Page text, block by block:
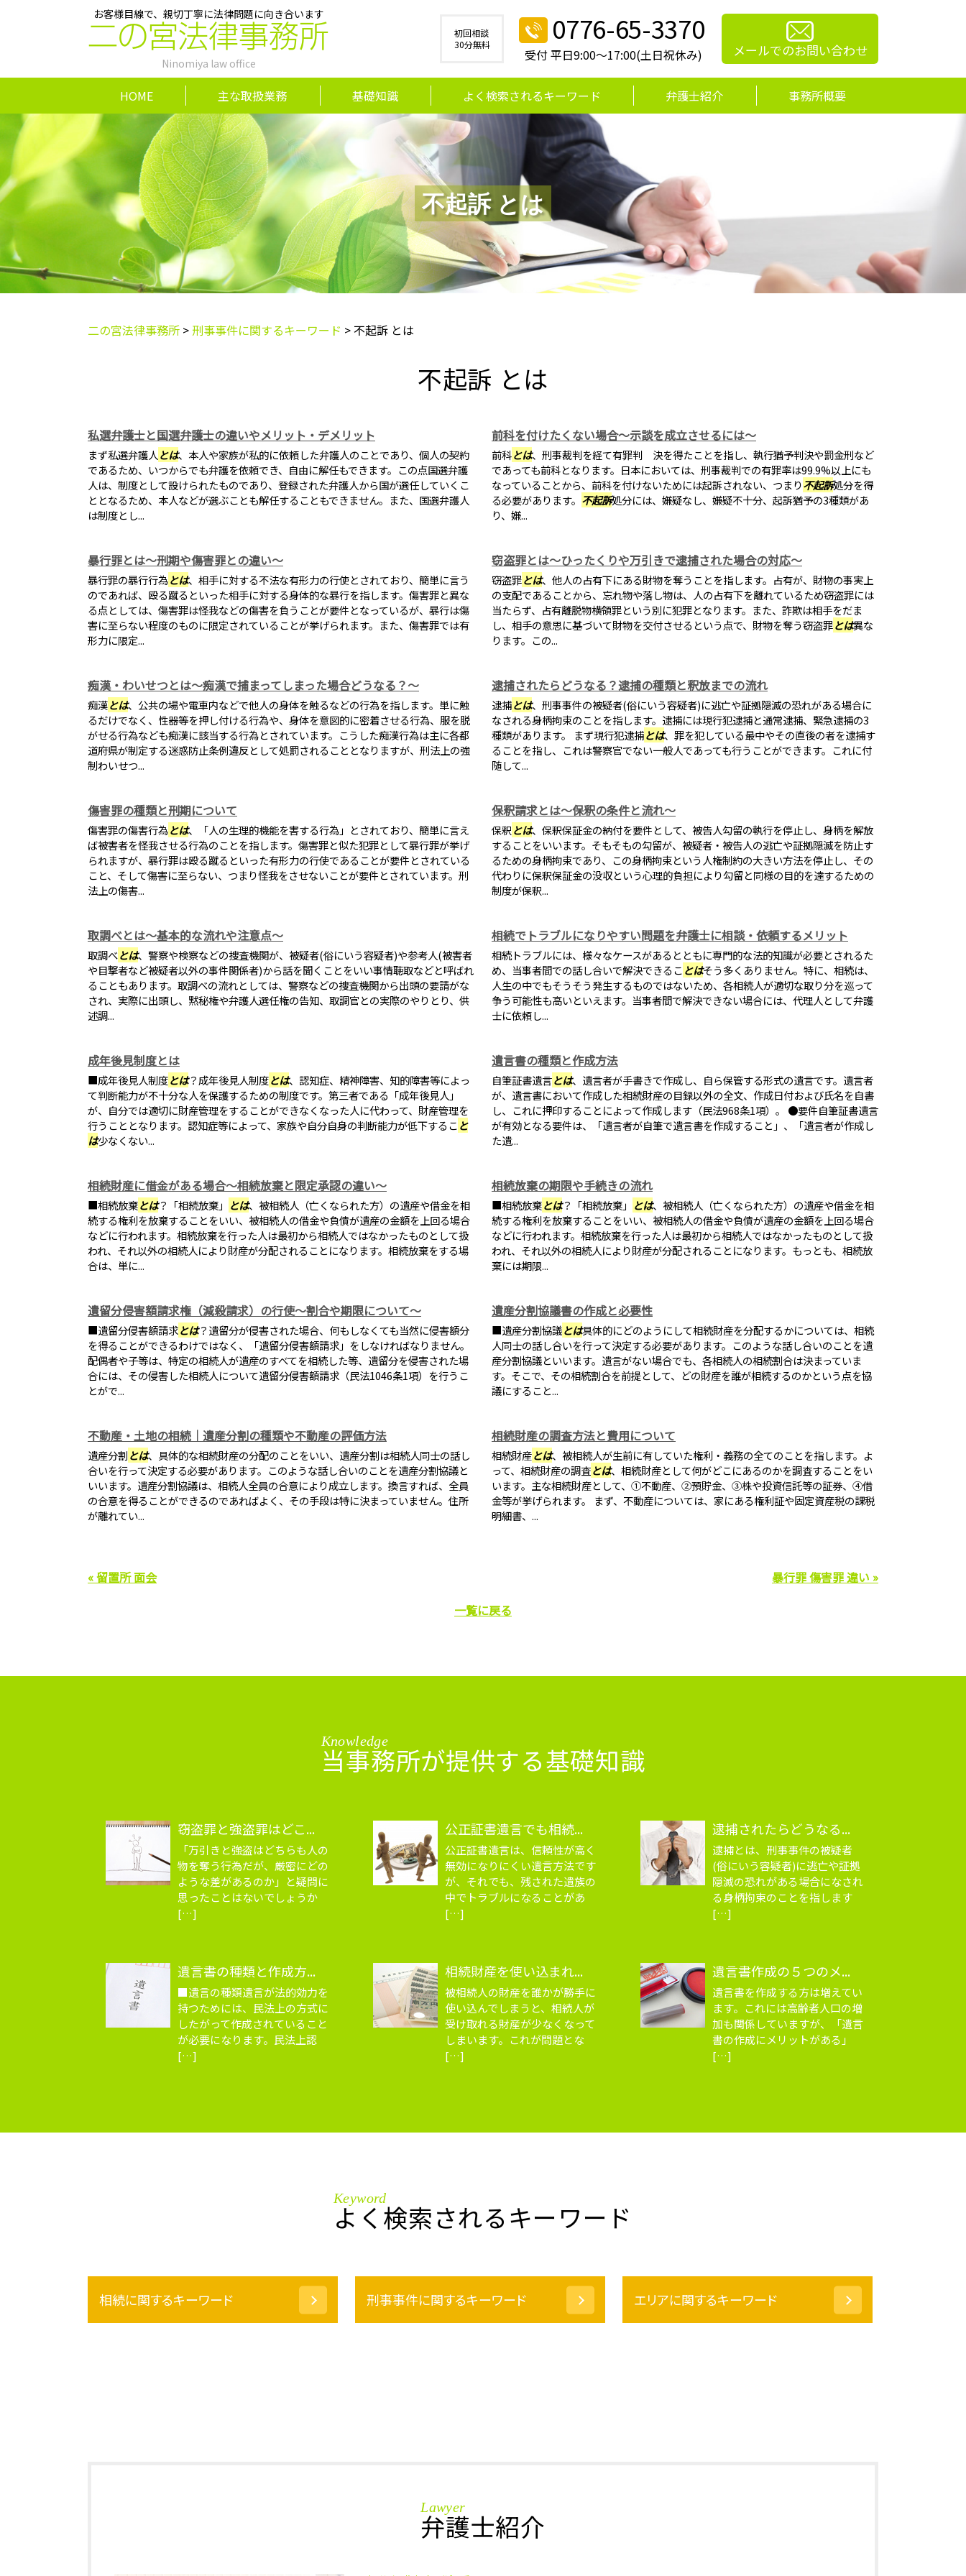
不起訴 とは
お客様目線で、親切丁寧に法律問題に向き合います
二の宮法律事務所
Ninomiya law office
初回相談
30分無料
0776-65-3370
受付 平日9:00～17:00(土日祝休み) メールでのお問い合わせ
HOME 主な取扱業務 基礎知識 よく検索されるキーワード 弁護士紹介 事務所概要
二の宮法律事務所 >刑事事件に関するキーワード >不起訴 とは
不起訴 とは
私選弁護士と国選弁護士の違いやメリット・デメリット
まず私選弁護人とは、本人や家族が私的に依頼した弁護人のことであり、個人の契約
であるため、いつからでも弁護を依頼でき、自由に解任もできます。この点国選弁護
人は、制度として設けられたものであり、登録された弁護人から国が選任していくこ
ととなるため、本人などが選ぶことも解任することもできません。また、国選弁護人
は制度とし...
前科を付けたくない場合～示談を成立させるには～
前科とは、刑事裁判を経て有罪判 決を得たことを指し、執行猶予判決や罰金刑など
であっても前科となります。日本においては、刑事裁判での有罪率は99.9%以上にも
なっていることから、前科を付けないためには起訴されない、つまり不起訴処分を得
る必要があります。 不起訴処分には、嫌疑なし、嫌疑不十分、起訴猶予の3種類があ
り、嫌...
暴行罪とは～刑期や傷害罪との違い～
暴行罪の暴行行為とは、相手に対する不法な有形力の行使とされており、簡単に言う
のであれば、殴る蹴るといった相手に対する身体的な暴行を指します。傷害罪と異な
る点としては、傷害罪は怪我などの傷害を負うことが要件となっているが、暴行は傷
害に至らない程度のものに限定されていることが挙げられます。また、傷害罪では有
形力に限定...
窃盗罪とは～ひったくりや万引きで逮捕された場合の対応～
窃盗罪とは、他人の占有下にある財物を奪うことを指します。占有が、財物の事実上
の支配であることから、忘れ物や落し物は、人の占有下を離れているため窃盗罪には
当たらず、占有離脱物横領罪という別に犯罪となります。また、詐欺は相手をだま
し、相手の意思に基づいて財物を交付させるという点で、財物を奪う窃盗罪とは異な
ります。この...
痴漢・わいせつとは～痴漢で捕まってしまった場合どうなる？～
痴漢とは、公共の場や電車内などで他人の身体を触るなどの行為を指します。単に触
るだけでなく、性器等を押し付ける行為や、身体を意図的に密着させる行為、服を脱
がせる行為なども痴漢に該当する行為とされています。こうした痴漢行為は主に各都
道府県が制定する迷惑防止条例違反として処罰されることとなりますが、刑法上の強
制わいせつ...
逮捕されたらどうなる？逮捕の種類と釈放までの流れ
逮捕とは、刑事事件の被疑者(俗にいう容疑者)に逃亡や証拠隠滅の恐れがある場合に
なされる身柄拘束のことを指します。逮捕には現行犯逮捕と通常逮捕、緊急逮捕の3
種類があります。 まず現行犯逮捕とは、罪を犯している最中やその直後の者を逮捕す
ることを指し、これは警察官でない一般人であっても行うことができます。これに付
随して...
傷害罪の種類と刑期について
傷害罪の傷害行為とは、「人の生理的機能を害する行為」とされており、簡単に言え
ば被害者を怪我させる行為のことを指します。傷害罪と似た犯罪として暴行罪が挙げ
られますが、暴行罪は殴る蹴るといった有形力の行使であることが要件とされている
こと、そして傷害に至らない、つまり怪我をさせないことが要件とされています。刑
法上の傷害...
保釈請求とは～保釈の条件と流れ～
保釈とは、保釈保証金の納付を要件として、被告人勾留の執行を停止し、身柄を解放
することをいいます。そもそもの勾留が、被疑者・被告人の逃亡や証拠隠滅を防止す
るための身柄拘束であり、この身柄拘束という人権制約の大きい方法を停止し、その
代わりに保釈保証金の没収という心理的負担により勾留と同様の目的を達するための
制度が保釈...
取調べとは～基本的な流れや注意点～
取調べとは、警察や検察などの捜査機関が、被疑者(俗にいう容疑者)や参考人(被害者
や目撃者など被疑者以外の事件関係者)から話を聞くことをいい事情聴取などと呼ばれ
ることもあります。取調べの流れとしては、警察などの捜査機関から出頭の要請がな
され、実際に出頭し、黙秘権や弁護人選任権の告知、取調官との実際のやりとり、供
述調...
相続でトラブルになりやすい問題を弁護士に相談・依頼するメリット
相続トラブルには、様々なケースがあるとともに専門的な法的知識が必要とされるた
め、当事者間での話し合いで解決できることはそう多くありません。特に、相続は、
人生の中でもそうそう発生するものではないため、各相続人が適切な取り分を巡って
争う可能性も高いといえます。当事者間で解決できない場合には、代理人として弁護
士に依頼し...
成年後見制度とは
■成年後見人制度とは？成年後見人制度とは、認知症、精神障害、知的障害等によっ
て判断能力が不十分な人を保護するための制度です。第三者である「成年後見人」
が、自分では適切に財産管理をすることができなくなった人に代わって、財産管理を
行うこととなります。認知症等によって、家族や自分自身の判断能力が低下すること
は少なくない...
遺言書の種類と作成方法
自筆証書遺言とは、遺言者が手書きで作成し、自ら保管する形式の遺言です。遺言者
が、遺言書において作成した相続財産の目録以外の全文、作成日付および氏名を自書
し、これに押印することによって作成します（民法968条1項）。 ●要件自筆証書遺言
が有効となる要件は、「遺言者が自筆で遺言書を作成すること」、「遺言者が作成し
た遺...
相続財産に借金がある場合～相続放棄と限定承認の違い～
■相続放棄とは？「相続放棄」 とは、被相続人（亡くなられた方）の遺産や借金を相
続する権利を放棄することをいい、被相続人の借金や負債が遺産の金額を上回る場合
などに行われます。相続放棄を行った人は最初から相続人ではなかったものとして扱
われ、それ以外の相続人により財産が分配されることになります。相続放棄をする場
合は、単に...
相続放棄の期限や手続きの流れ
■相続放棄とは？「相続放棄」 とは、被相続人（亡くなられた方）の遺産や借金を相
続する権利を放棄することをいい、被相続人の借金や負債が遺産の金額を上回る場合
などに行われます。相続放棄を行った人は最初から相続人ではなかったものとして扱
われ、それ以外の相続人により財産が分配されることになります。もっとも、相続放
棄には期限...
遺留分侵害額請求権（減殺請求）の行使～割合や期限について～
■遺留分侵害額請求とは？遺留分が侵害された場合、何もしなくても当然に侵害額分
を得ることができるわけではなく、「遺留分侵害額請求」をしなければなりません。
配偶者や子等は、特定の相続人が遺産のすべてを相続した等、遺留分を侵害された場
合には、その侵害した相続人について遺留分侵害額請求（民法1046条1項）を行うこ
とがで...
遺産分割協議書の作成と必要性
■遺産分割協議とは具体的にどのようにして相続財産を分配するかについては、相続
人同士の話し合いを行って決定する必要があります。このような話し合いのことを遺
産分割協議といいます。遺言がない場合でも、各相続人の相続割合は決まっていま
す。そこで、その相続割合を前提として、どの財産を誰が相続するのかという点を協
議にすること...
不動産・土地の相続｜遺産分割の種類や不動産の評価方法
遺産分割とは、具体的な相続財産の分配のことをいい、遺産分割は相続人同士の話し
合いを行って決定する必要があります。このような話し合いのことを遺産分割協議と
いいます。遺産分割協議は、相続人全員の合意により成立します。換言すれば、全員
の合意を得ることができるのであればよく、その手段は特に決まっていません。住所
が離れてい...
相続財産の調査方法と費用について
相続財産とは、被相続人が生前に有していた権利・義務の全てのことを指します。よ
って、相続財産の調査とは、相続財産として何がどこにあるのかを調査することをい
います。主な相続財産として、①不動産、②預貯金、③株や投資信託等の証券、④借
金等が挙げられます。 まず、不動産については、家にある権利証や固定資産税の課税
明細書、...
« 留置所 面会
暴行罪 傷害罪 違い »
一覧に戻る
Knowledge
当事務所が提供する基礎知識
窃盗罪と強盗罪はどこ...
「万引きと強盗はどちらも人の
物を奪う行為だが、厳密にどの
ような差があるのか」と疑問に
思ったことはないでしょうか
[…]
公正証書遺言でも相続...
公正証書遺言は、信頼性が高く
無効になりにくい遺言方法です
が、それでも、残された遺族の
中でトラブルになることがあ
[…]
逮捕されたらどうなる...
逮捕とは、刑事事件の被疑者
(俗にいう容疑者)に逃亡や証拠
隠滅の恐れがある場合になされ
る身柄拘束のことを指します
[…]
遺言書の種類と作成方...
■遺言の種類遺言が法的効力を
持つためには、民法上の方式に
したがって作成されていること
が必要になります。民法上認
[…]
相続財産を使い込まれ...
被相続人の財産を誰かが勝手に
使い込んでしまうと、相続人が
受け取れる財産が少なくなって
しまいます。これが問題とな
[…]
遺言書作成の５つのメ...
遺言書を作成する方は増えてい
ます。これには高齢者人口の増
加も関係していますが、「遺言
書の作成にメリットがある」
[…]
Keyword
よく検索されるキーワード
相続に関するキーワード 刑事事件に関するキーワード
勾留請求 却下
国選 弁護人 費用
事情聴取 取り調べ
エリアに関するキーワード
Lawyer
弁護士紹介